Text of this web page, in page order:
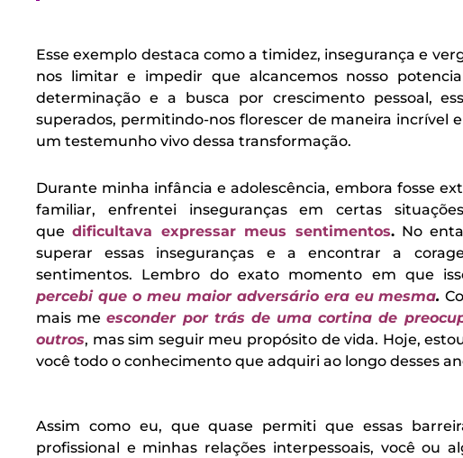
Esse exemplo destaca como a timidez, insegurança e
nos limitar e impedir que alcancemos nosso
determinação e a busca por crescimento pessoal,
superados, permitindo-nos florescer de maneira incrível
um testemunho vivo dessa transformação.
Durante minha infância e adolescência, embora fosse
familiar, enfrentei inseguranças em certas
quedificultava expressar meus sentimentos.No
superar essas inseguranças e a encontrar a
sentimentos. Lembro do exato momento em que
percebi que o meu maior adversário era eu mesma.
mais me esconder por trás de uma cortina de
outros, mas sim seguir meu propósito de vida. Hoje,
você todo o conhecimento que adquiri ao longo desses
Assim como eu, que quase permiti que essas
profissional e minhas relações interpessoais, você ou